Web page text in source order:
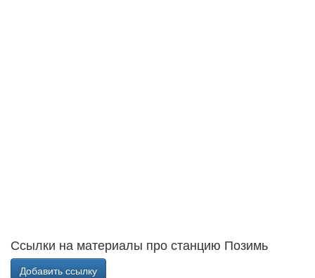
Ссылки на материалы про станцию Позимь
Добавить ссылку